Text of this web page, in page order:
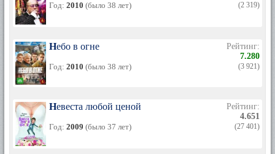
Год: 2010 (было 38 лет) (2 319)
Небо в огне
Год: 2010 (было 38 лет)
Рейтинг:
7.280
(3 921)
Невеста любой ценой
Год: 2009 (было 37 лет)
Рейтинг:
4.651
(27 401)